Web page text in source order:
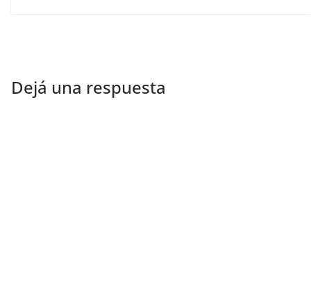
Dejá una respuesta